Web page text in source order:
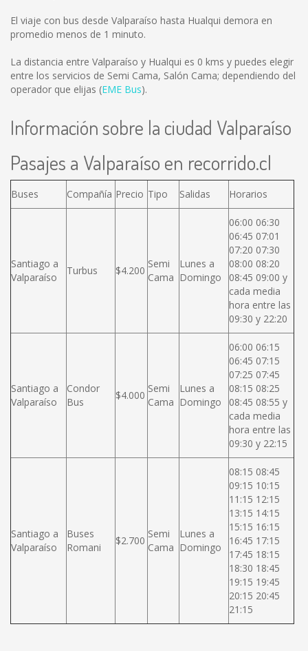
El viaje con bus desde Valparaíso hasta Hualqui demora en
promedio menos de 1 minuto.
La distancia entre Valparaíso y Hualqui es 0 kms y puedes elegir
entre los servicios de Semi Cama, Salón Cama; dependiendo del
operador que elijas (EME Bus).
Información sobre la ciudad Valparaíso
Pasajes a Valparaíso en recorrido.cl
Buses Compañía Precio Tipo Salidas Horarios
Santiago a
Valparaíso
Turbus $4.200
Semi
Cama
Lunes a
Domingo
06:00 06:30
06:45 07:01
07:20 07:30
08:00 08:20
08:45 09:00 y
cada media
hora entre las
09:30 y 22:20
Santiago a
Valparaíso
Condor
Bus
$4.000
Semi
Cama
Lunes a
Domingo
06:00 06:15
06:45 07:15
07:25 07:45
08:15 08:25
08:45 08:55 y
cada media
hora entre las
09:30 y 22:15
Santiago a
Valparaíso
Buses
Romani
$2.700
Semi
Cama
Lunes a
Domingo
08:15 08:45
09:15 10:15
11:15 12:15
13:15 14:15
15:15 16:15
16:45 17:15
17:45 18:15
18:30 18:45
19:15 19:45
20:15 20:45
21:15